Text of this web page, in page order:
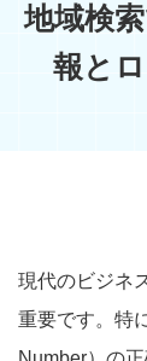
地域検
報と
現代のビジネ
重要です。特